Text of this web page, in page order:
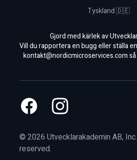
Tyskland 🇩🇪
Gjord med kärlek av
Vill du rapportera en bugg eller ställa
kontakt@nordicmicroservices.com
FacebookInstagram
© 2026 Utvecklarakademin AB,
reserved.